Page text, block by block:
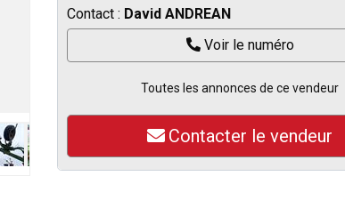
Contact : David ANDREAN
Voir le numéro
Toutes les annonces de ce vendeur
Contacter le vendeur